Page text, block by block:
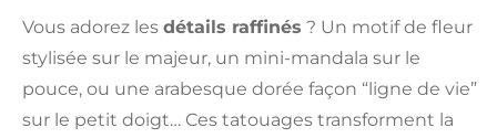
Vous adorez les détails raffinés ? Un motif de fleur
stylisée sur le majeur, un mini-mandala sur le
pouce, ou une arabesque dorée façon “ligne de vie”
sur le petit doigt… Ces tatouages transforment la